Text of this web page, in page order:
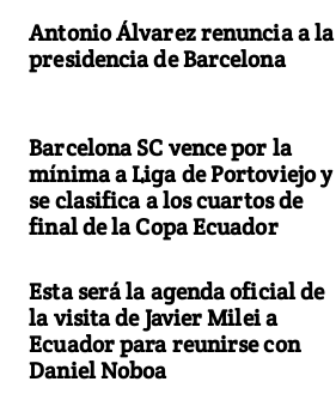
Antonio Álvarez renuncia a la
presidencia de Barcelona
Barcelona SC vence por la
mínima a Liga de Portoviejo y
se clasifica a los cuartos de
final de la Copa Ecuador
Esta será la agenda oficial de
la visita de Javier Milei a
Ecuador para reunirse con
Daniel Noboa